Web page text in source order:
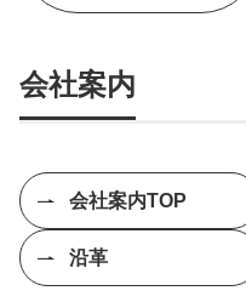
会社案内
会社案内TOP
沿革